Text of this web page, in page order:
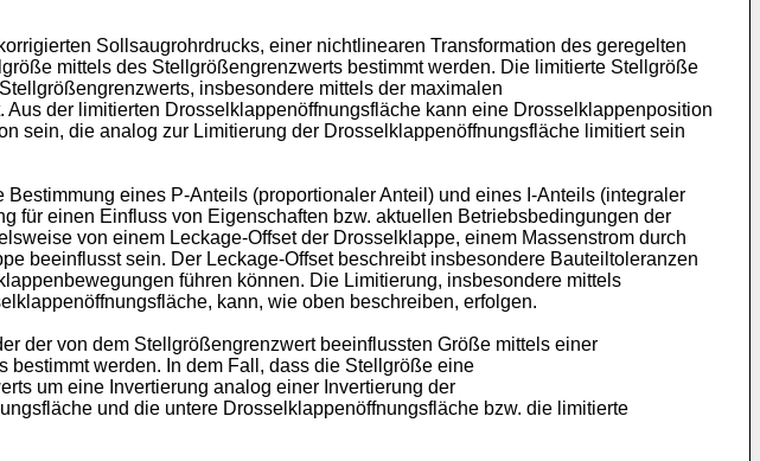
Sollsaugrohrdrucks, einer nichtlinearen Transformation des geregelten
mittels des Stellgrößengrenzwerts bestimmt werden. Die limitierte Stellgröße
insbesondere mittels der maximalen
der limitierten Drosselklappenöffnungsfläche kann eine Drosselklappenposition
sein, die analog zur Limitierung der Drosselklappenöffnungsfläche limitiert sein
eines P-Anteils (proportionaler Anteil) und eines I-Anteils (integraler
für einen Einfluss von Eigenschaften bzw. aktuellen Betriebsbedingungen der
von einem Leckage-Offset der Drosselklappe, einem Massenstrom durch
beeinflusst sein. Der Leckage-Offset beschreibt insbesondere Bauteiltoleranzen
führen können. Die Limitierung, insbesondere mittels
kann, wie oben beschreiben, erfolgen.
der von dem Stellgrößengrenzwert beeinflussten Größe mittels einer
werden. In dem Fall, dass die Stellgröße eine
um eine Invertierung analog einer Invertierung der
und die untere Drosselklappenöffnungsfläche bzw. die limitierte